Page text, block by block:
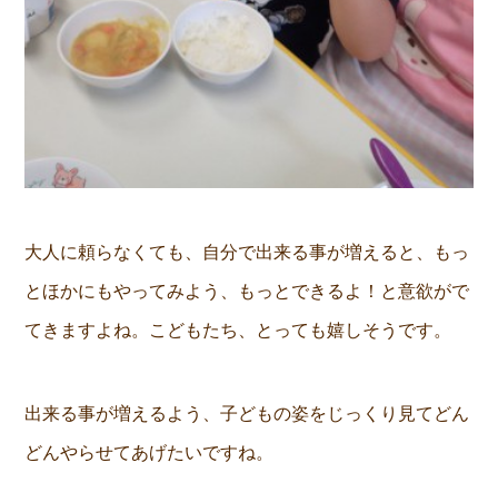
大人に頼らなくても、自分で出来る事が増えると、もっ
とほかにもやってみよう、もっとできるよ！と意欲がで
てきますよね。こどもたち、とっても嬉しそうです。
出来る事が増えるよう、子どもの姿をじっくり見てどん
どんやらせてあげたいですね。